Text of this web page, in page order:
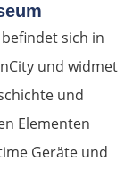
sich in
und widmet
und
Elementen
Geräte und